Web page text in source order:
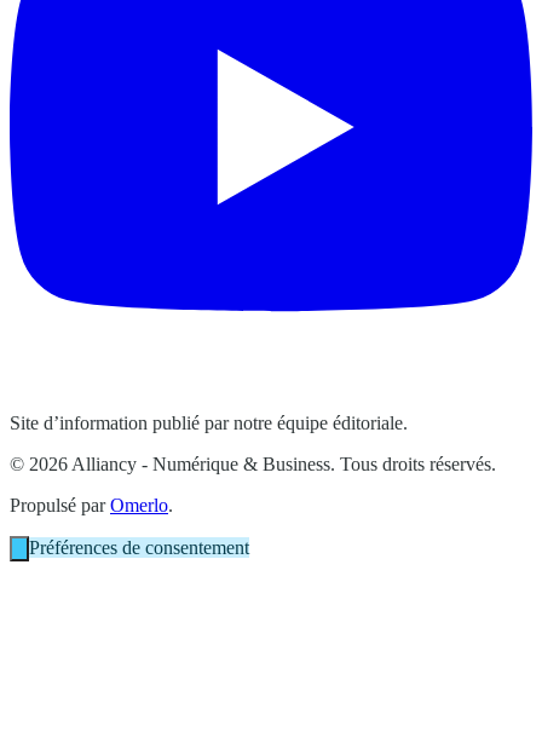
Site d’information publié par notre équipe éditoriale.
© 2026 Alliancy - Numérique & Business. Tous droits réservés.
Propulsé parOmerlo.
Préférences de consentement